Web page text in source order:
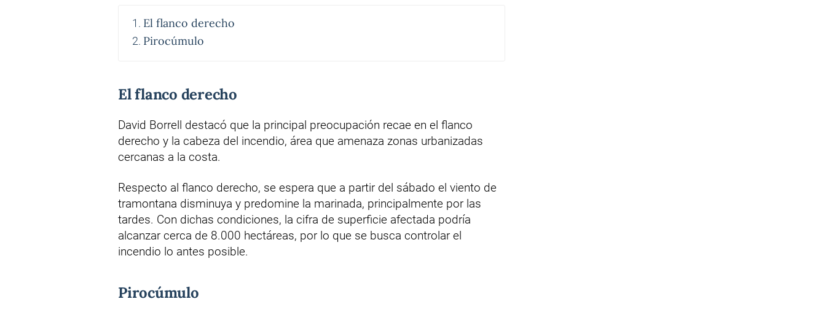
El flanco derecho
Pirocúmulo
El flanco derecho
David Borrell destacó que la principal preocupación recae en el flanco
derecho y la cabeza del incendio, área que amenaza zonas urbanizadas
cercanas a la costa.
Respecto al flanco derecho, se espera que a partir del sábado el viento de
tramontana disminuya y predomine la marinada, principalmente por las
tardes. Con dichas condiciones, la cifra de superficie afectada podría
alcanzar cerca de 8.000 hectáreas, por lo que se busca controlar el
incendio lo antes posible.
Pirocúmulo